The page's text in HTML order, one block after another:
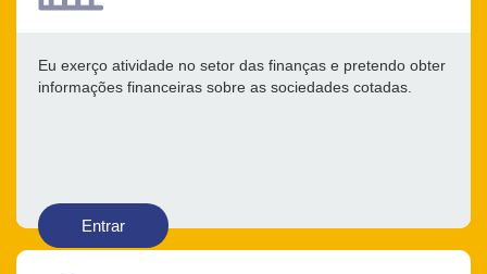
Eu exerço atividade no setor das finanças e pretendo obter
informações financeiras sobre as sociedades cotadas.
Entrar